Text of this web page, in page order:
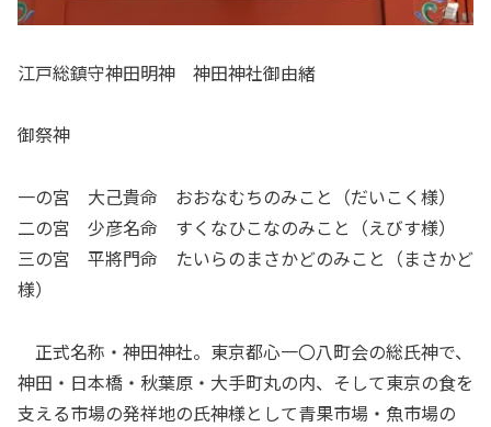
江戸総鎮守神田明神 神田神社御由緒
御祭神
一の宮 大己貴命 おおなむちのみこと（だいこく様）
二の宮 少彦名命 すくなひこなのみこと（えびす様）
三の宮 平將門命 たいらのまさかどのみこと（まさかど
様）
正式名称・神田神社。東京都心一〇八町会の総氏神で、
神田・日本橋・秋葉原・大手町丸の内、そして東京の食を
支える市場の発祥地の氏神様として青果市場・魚市場の